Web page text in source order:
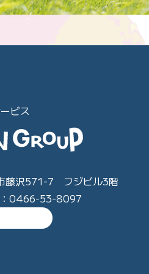
ビス
藤沢571-7 フジビル3階
0466-53-8097